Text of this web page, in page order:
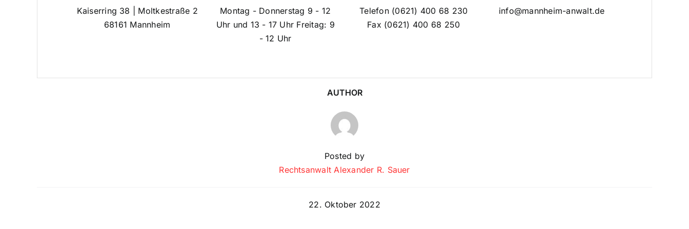
Kaiserring 38 | Moltkestraße 2
68161 Mannheim
Montag - Donnerstag 9 - 12
Uhr und 13 - 17 Uhr Freitag: 9
- 12 Uhr
Telefon (0621) 400 68 230
Fax (0621) 400 68 250
info@mannheim-anwalt.de
AUTHOR
Posted by
Rechtsanwalt Alexander R. Sauer
22. Oktober 2022